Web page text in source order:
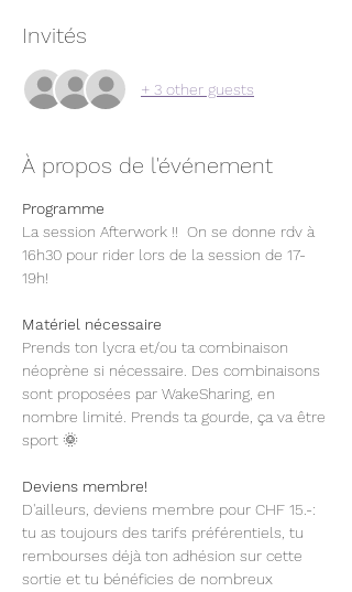
Invités
+ 3 other guests
À propos de l'événement
Programme
La session Afterwork !!  On se donne rdv à
16h30 pour rider lors de la session de 17-
19h!
Matériel nécessaire
Prends ton lycra et/ou ta combinaison
néoprène si nécessaire. Des combinaisons
sont proposées par WakeSharing, en
nombre limité. Prends ta gourde, ça va être
sport 🌞
Deviens membre!
D'ailleurs, deviens membre pour CHF 15.-:
tu as toujours des tarifs préférentiels, tu
rembourses déjà ton adhésion sur cette
sortie et tu bénéficies de nombreux